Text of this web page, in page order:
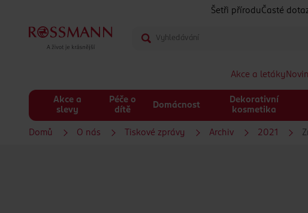
Šetři přírodu Časté
Akce a letáky
Akce a
slevy
Péče o
dítě
Domácnost
Dekorativní
kosmetika
Domů O nás Tiskové zprávy Archiv 2021